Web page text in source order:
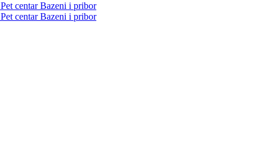
Pet centarBazeni i pribor
Pet centarBazeni i pribor